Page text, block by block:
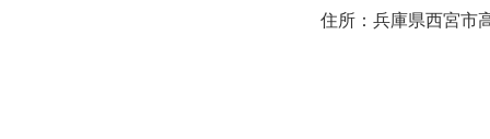
住所：兵庫県西宮市